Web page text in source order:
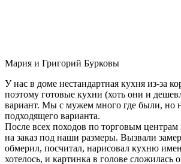
Мария и Григорий Бурковы
У нас в доме нестандартная кухня из-за
поэтому готовые кухни (хоть они и
вариант. Мы с мужем много где были, но
подходящего варианта.
После всех походов по торговым
на заказ под наши размеры. Вызвали
обмерил, посчитал, нарисовал кухню
хотелось, и картинка в голове сложилась